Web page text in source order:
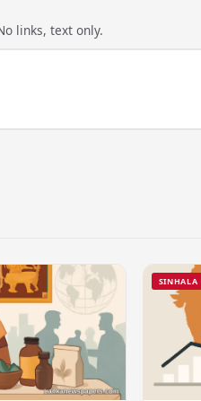
links, text only.
SINHALA